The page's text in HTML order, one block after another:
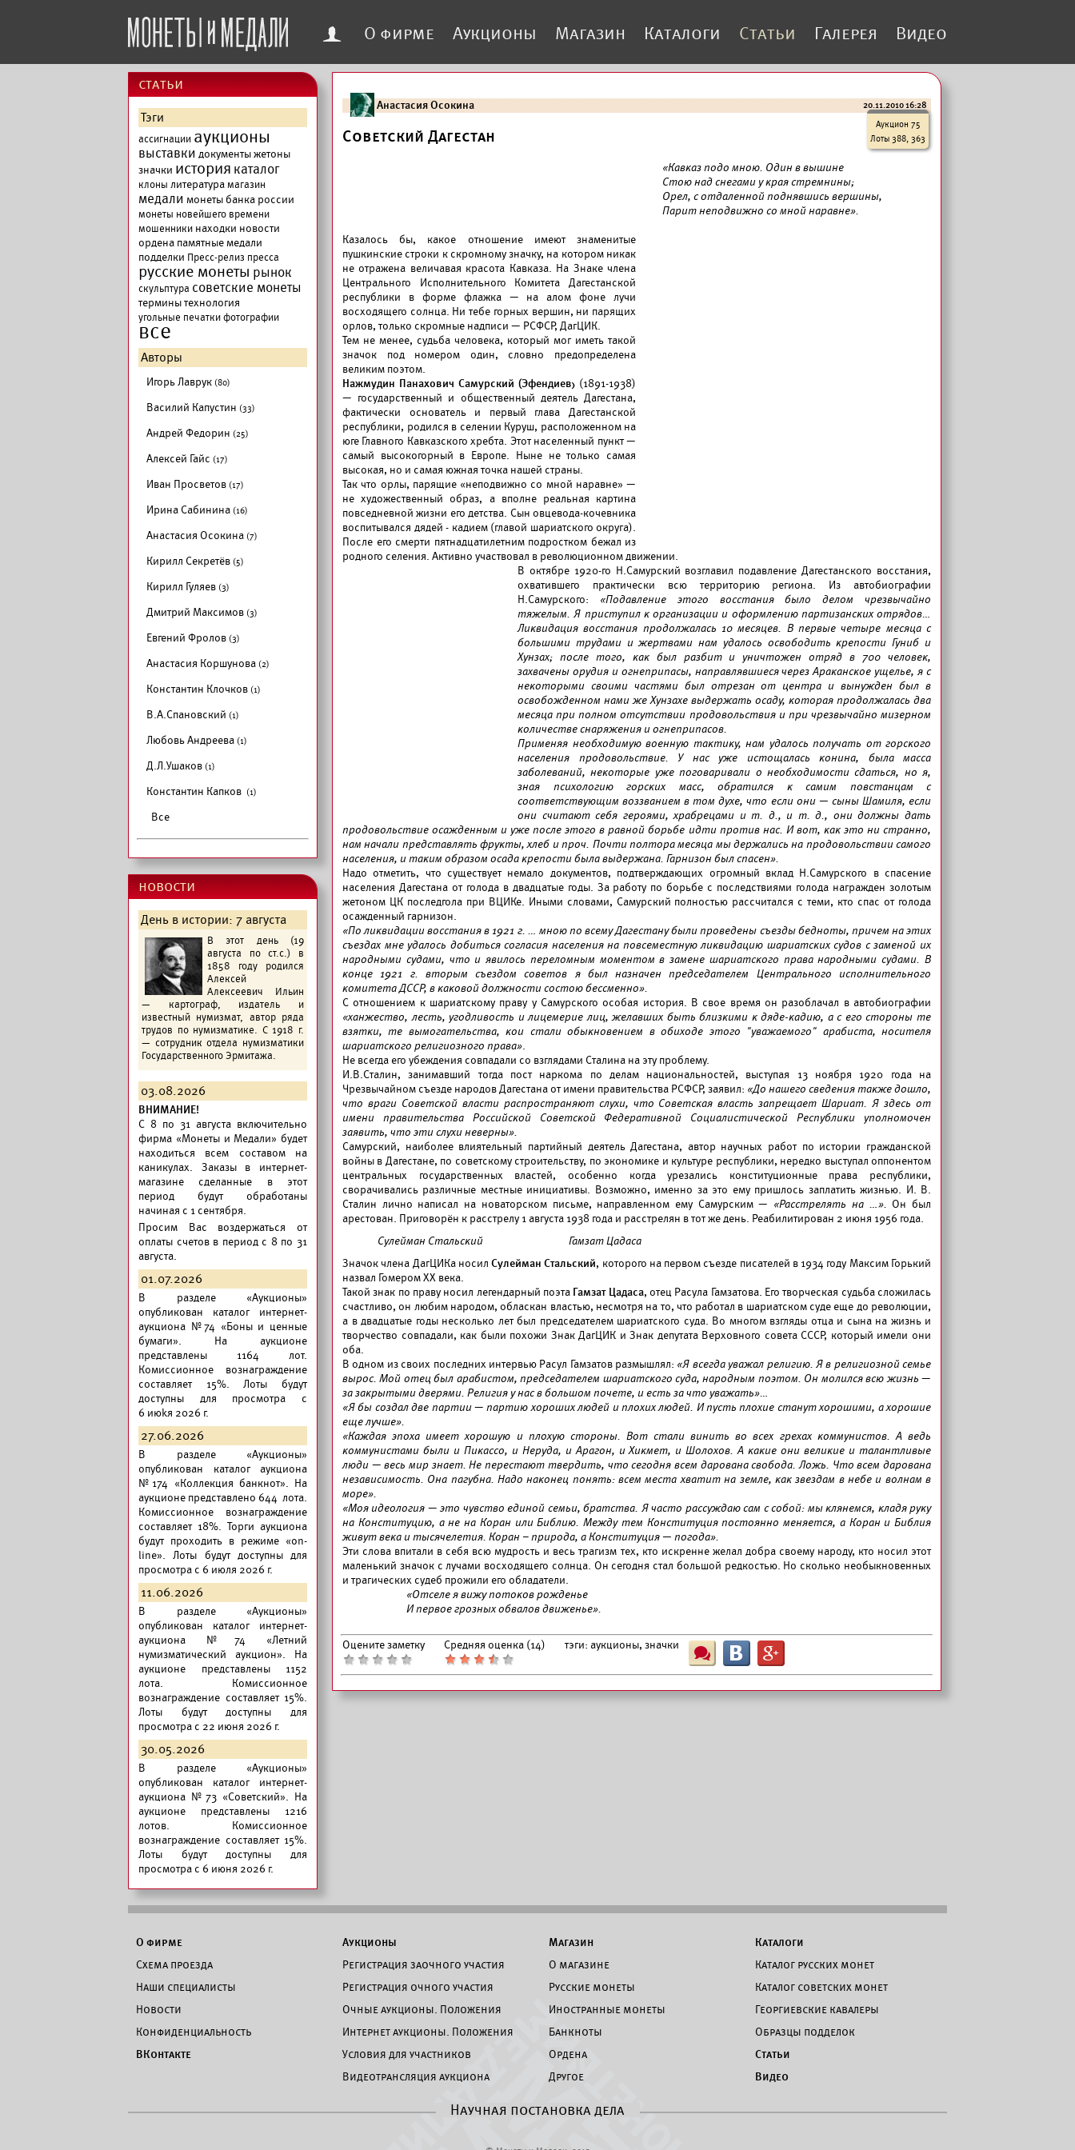
f О фирме Аукционы Магазин Каталоги Статьи Галерея Видео
cтатьи
Тэги
ассигнации аукционы
выставки документыжетоны
значки история каталог
клоны литературамагазин
медали монеты банка россии
монеты новейшего времени
мошенники находки новости
ордена памятные медали
подделки Пресс-релиз пресса
русские монеты рынок
скульптура советские монеты
терминытехнология
угольные печаткифотографии
все
Авторы
Игорь Лаврук (80)
Василий Капустин (33)
Андрей Федорин (25)
Алексей Гайс (17)
Иван Просветов (17)
Ирина Сабинина (16)
Анастасия Осокина (7)
Кирилл Секретёв (5)
Кирилл Гуляев (3)
Дмитрий Максимов (3)
Евгений Фролов (3)
Анастасия Коршунова (2)
Константин Клочков (1)
В.А.Спановский (1)
Любовь Андреева (1)
Д.Л.Ушаков (1)
Константин Капков (1)
Все
новости
День в истории: 7 августа
В этот день (19
августа по ст.с.) в
1858 году родился
Алексей
Алексеевич Ильин
— картограф, издатель и
известный нумизмат, автор ряда
трудов по нумизматике. С 1918 г.
— сотрудник отдела нумизматики
Государственного Эрмитажа.
03.08.2026
ВНИМАНИЕ!
C 8 по 31 августа включительно
фирма «Монеты и Медали» будет
находиться всем составом на
каникулах. Заказы в интернет-
магазине сделанные в этот
период будут обработаны
начиная с 1 сентября.
Просим Вас воздержаться от
оплаты счетов в период с 8 по 31
августа.
01.07.2026
В разделе «Аукционы»
опубликован каталог интернет-
аукциона №74 «Боны и ценные
бумаги». На аукционе
представлены 1164 лот.
Комиссионное вознаграждение
составляет 15%. Лоты будут
доступны для просмотра с
6 июkя 2026 г.
27.06.2026
В разделе «Аукционы»
опубликован каталог аукциона
№174 «Коллекция банкнот». На
аукционе представлено 644 лота.
Комиссионное вознаграждение
составляет 18%. Торги аукциона
будут проходить в режиме «on-
line». Лоты будут доступны для
просмотра с 6 июля 2026 г.
11.06.2026
В разделе «Аукционы»
опубликован каталог интернет-
аукциона №74 «Летний
нумизматический аукцион». На
аукционе представлены 1152
лота. Комиссионное
вознаграждение составляет 15%.
Лоты будут доступны для
просмотра с 22 июня 2026 г.
30.05.2026
В разделе «Аукционы»
опубликован каталог интернет-
аукциона №73 «Советский». На
аукционе представлены 1216
лотов. Комиссионное
вознаграждение составляет 15%.
Лоты будут доступны для
просмотра с 6 июня 2026 г.
Анастасия Осокина
20.11.2010 16:28
Аукцион 75
Лоты 388, 363
Советский Дагестан
«Кавказ подо мною. Один в вышине
Стою над снегами у края стремнины;
Орел, с отдаленной поднявшись вершины,
Парит неподвижно со мной наравне».
Казалось бы, какое отношение имеют знаменитые
пушкинские строки к скромному значку, на котором никак
не отражена величавая красота Кавказа. На Знаке члена
Центрального Исполнительного Комитета Дагестанской
республики в форме флажка — на алом фоне лучи
восходящего солнца. Ни тебе горных вершин, ни парящих
орлов, только скромные надписи — РСФСР, ДагЦИК.
Тем не менее, судьба человека, который мог иметь такой
значок под номером один, словно предопределена
великим поэтом.
Нажмудин Панахович Самурский (Эфендиев) (1891-1938)
— государственный и общественный деятель Дагестана,
фактически основатель и первый глава Дагестанской
республики, родился в селении Куруш, расположенном на
юге Главного Кавказского хребта. Этот населенный пункт —
самый высокогорный в Европе. Ныне не только самая
высокая, но и самая южная точка нашей страны.
Так что орлы, парящие «неподвижно со мной наравне» —
не художественный образ, а вполне реальная картина
повседневной жизни его детства. Сын овцевода-кочевника
воспитывался дядей - кадием (главой шариатского округа).
После его смерти пятнадцатилетним подростком бежал из
родного селения. Активно участвовал в революционном движении.
В октябре 1920-го Н.Самурский возглавил подавление Дагестанского восстания,
охватившего практически всю территорию региона. Из автобиографии
Н.Самурского: «Подавление этого восстания было делом чрезвычайно
тяжелым. Я приступил к организации и оформлению партизанских отрядов…
Ликвидация восстания продолжалась 10 месяцев. В первые четыре месяца с
большими трудами и жертвами нам удалось освободить крепости Гуниб и
Хунзах; после того, как был разбит и уничтожен отряд в 700 человек,
захвачены орудия и огнеприпасы, направлявшиеся через Араканское ущелье, я с
некоторыми своими частями был отрезан от центра и вынужден был в
освобожденном нами же Хунзахе выдержать осаду, которая продолжалась два
месяца при полном отсутствии продовольствия и при чрезвычайно мизерном
количестве снаряжения и огнеприпасов.
Применяя необходимую военную тактику, нам удалось получать от горского
населения продовольствие. У нас уже истощалась конина, была масса
заболеваний, некоторые уже поговаривали о необходимости сдаться, но я,
зная психологию горских масс, обратился к самим повстанцам с
соответствующим воззванием в том духе, что если они — сыны Шамиля, если
они считают себя героями, храбрецами и т. д., и т. д., они должны дать
продовольствие осажденным и уже после этого в равной борьбе идти против нас. И вот, как это ни странно,
нам начали представлять фрукты, хлеб и проч. Почти полтора месяца мы держались на продовольствии самого
населения, и таким образом осада крепости была выдержана. Гарнизон был спасен».
Надо отметить, что существует немало документов, подтверждающих огромный вклад Н.Самурского в спасение
населения Дагестана от голода в двадцатые годы. За работу по борьбе с последствиями голода награжден золотым
жетоном ЦК последгола при ВЦИКе. Иными словами, Самурский полностью рассчитался с теми, кто спас от голода
осажденный гарнизон.
«По ликвидации восстания в 1921 г. … мною по всему Дагестану были проведены съезды бедноты, причем на этих
съездах мне удалось добиться согласия населения на повсеместную ликвидацию шариатских судов с заменой их
народными судами, что и явилось переломным моментом в замене шариатского права народными судами. В
конце 1921
г. вторым съездом советов я был назначен председателем Центрального исполнительного
комитета ДССР, в каковой должности состою бессменно».
С отношением к шариатскому праву у Самурского особая история. В свое время он разоблачал в автобиографии
«ханжество, лесть, угодливость и лицемерие лиц, желавших быть близкими к дяде-кадию, а с его стороны те
взятки, те вымогательства, кои стали обыкновением в обиходе этого "уважаемого" арабиста, носителя
шариатского религиозного права».
Не всегда его убеждения совпадали со взглядами Сталина на эту проблему.
И.В.Сталин, занимавший тогда пост наркома по делам национальностей, выступая 13 ноября 1920 года на
Чрезвычайном съезде народов Дагестана от имени правительства РСФСР, заявил: «До нашего сведения также дошло,
что враги Советской власти распространяют слухи, что Советская власть запрещает Шариат. Я здесь от
имени правительства Российской Советской Федеративной Социалистической Республики уполномочен
заявить, что эти слухи неверны».
Самурский, наиболее влиятельный партийный деятель Дагестана, автор научных работ по истории гражданской
войны в Дагестане, по советскому строительству, по экономике и культуре республики, нередко выступал оппонентом
центральных государственных властей, особенно когда урезались конституционные права республики,
сворачивались различные местные инициативы. Возможно, именно за это ему пришлось заплатить жизнью. И. В.
Сталин лично написал на новаторском письме, направленном ему Самурским — «Расстрелять на …». Он был
арестован. Приговорён к расстрелу 1 августа 1938 года и расстрелян в тот же день. Реабилитирован 2 июня 1956 года.
Сулейман Стальский Гамзат Цадаса
Значок члена ДагЦИКа носилСулейман Стальский, которого на первом съезде писателей в 1934 году Максим Горький
назвал Гомером ХХ века.
Такой знак по праву носил легендарный поэта Гамзат Цадаса, отец Расула Гамзатова. Его творческая судьба сложилась
счастливо, он любим народом, обласкан властью, несмотря на то, что работал в шариатском суде еще до революции,
а в двадцатые годы несколько лет был председателем шариатского суда. Во многом взгляды отца и сына на жизнь и
творчество совпадали, как были похожи Знак ДагЦИК и Знак депутата Верховного совета СССР, который имели они
оба.
В одном из своих последних интервью Расул Гамзатов размышлял: «Я всегда уважал религию. Я в религиозной семье
вырос. Мой отец был арабистом, председателем шариатского суда, народным поэтом. Он молился всю жизнь —
за закрытыми дверями. Религия у нас в большом почете, и есть за что уважать»…
«Я бы создал две партии— партию хороших людей и плохих людей. И пусть плохие станут хорошими, а хорошие
еще лучше».
«Каждая эпоха имеет хорошую и плохую стороны. Вот стали винить во всех грехах коммунистов. А ведь
коммунистами были и Пикассо, и Неруда, и Арагон, и Хикмет, и Шолохов. А какие они великие и талантливые
люди — весь мир знает. Не перестают твердить, что сегодня всем дарована свобода. Ложь. Что всем дарована
независимость. Она пагубна. Надо наконец понять: всем места хватит на земле, как звездам в небе и волнам в
море».
«Моя идеология — это чувство единой семьи, братства. Я часто рассуждаю сам с собой: мы клянемся, кладя руку
на Конституцию, а не на Коран или Библию. Между тем Конституция постоянно меняется, а Коран и Библия
живут века и тысячелетия. Коран – природа, а Конституция — погода».
Эти слова впитали в себя всю мудрость и весь трагизм тех, кто искренне желал добра своему народу, кто носил этот
маленький значок с лучами восходящего солнца. Он сегодня стал большой редкостью. Но сколько необыкновенных
и трагических судеб прожили его обладатели.
«Отселе я вижу потоков рожденье
И первое грозных обвалов движенье».
Оцените заметку Средняя оценка (14) тэги: аукционы, значки Ш B G
О фирме
Схема проезда
Наши специалисты
Новости
Конфиденциальность
ВКонтакте
Аукционы
Регистрация заочного участия
Регистрация очного участия
Очные аукционы. Положения
Интернет аукционы. Положения
Условия для участников
Видеотрансляция аукциона
Магазин
О магазине
Русские монеты
Иностранные монеты
Банкноты
Ордена
Другое
Каталоги
Каталог русских монет
Каталог советских монет
Георгиевские кавалеры
Образцы подделок
Статьи
Видео
Научная постановка дела